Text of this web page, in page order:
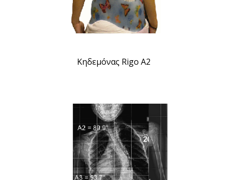
Κηδεμόνας Rigo A2